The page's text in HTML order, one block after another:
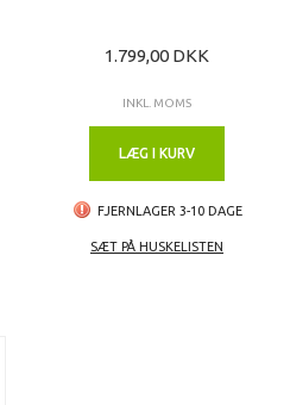
1.799,00 DKK
INKL. MOMS
LÆG I KURV
FJERNLAGER 3-10 DAGE
SÆT PÅ HUSKELISTEN